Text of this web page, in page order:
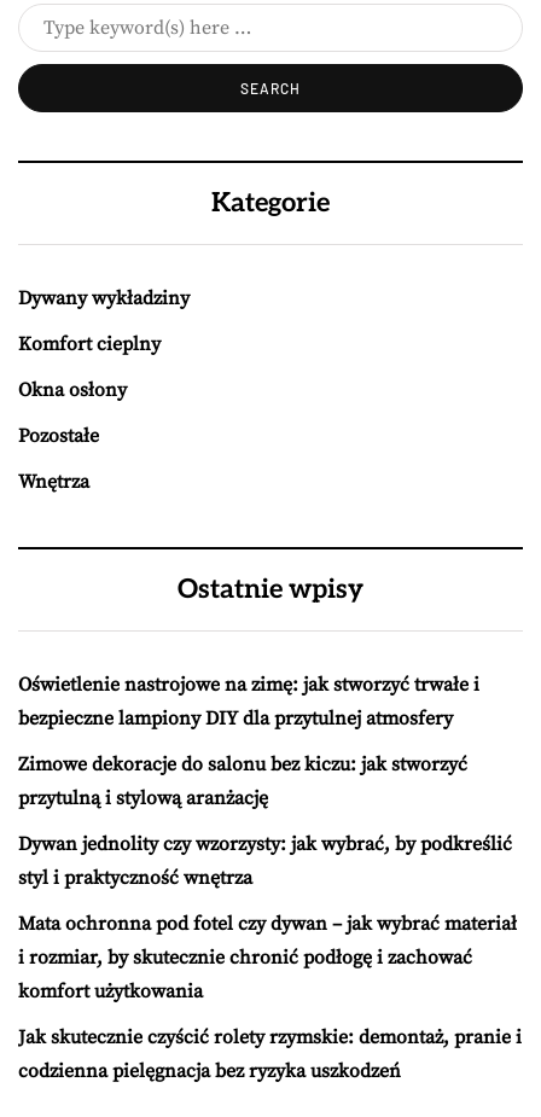
Kategorie
Dywany wykładziny
Komfort cieplny
Okna osłony
Pozostałe
Wnętrza
Ostatnie wpisy
Oświetlenie nastrojowe na zimę: jak stworzyć trwałe i
bezpieczne lampiony DIY dla przytulnej atmosfery
Zimowe dekoracje do salonu bez kiczu: jak stworzyć
przytulną i stylową aranżację
Dywan jednolity czy wzorzysty: jak wybrać, by podkreślić
styl i praktyczność wnętrza
Mata ochronna pod fotel czy dywan – jak wybrać materiał
i rozmiar, by skutecznie chronić podłogę i zachować
komfort użytkowania
Jak skutecznie czyścić rolety rzymskie: demontaż, pranie i
codzienna pielęgnacja bez ryzyka uszkodzeń